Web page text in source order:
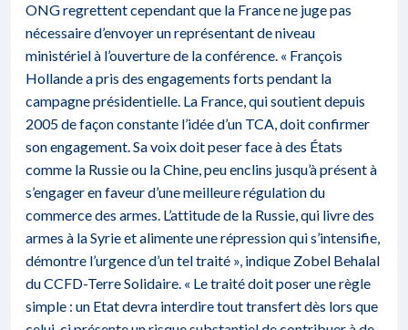
ONG regrettent cependant que la France ne juge pas
nécessaire d’envoyer un représentant de niveau
ministériel à l’ouverture de la conférence. « François
Hollande a pris des engagements forts pendant la
campagne présidentielle. La France, qui soutient depuis
2005 de façon constante l’idée d’un TCA, doit confirmer
son engagement. Sa voix doit peser face à des États
comme la Russie ou la Chine, peu enclins jusqu’à présent à
s’engager en faveur d’une meilleure régulation du
commerce des armes. L’attitude de la Russie, qui livre des
armes à la Syrie et alimente une répression qui s’intensifie,
démontre l’urgence d’un tel traité », indique Zobel Behalal
du CCFD-Terre Solidaire. « Le traité doit poser une règle
simple : un Etat devra interdire tout transfert dès lors que